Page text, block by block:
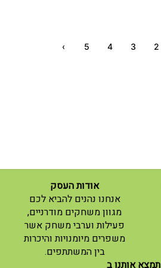
2
3
4
5
›
אודות העסק
אנחנו נהנים להביא לכם
מגוון משחקים מודרניים,
פעילות וערבי משחק אשר
משפרים מיומנויות והיכרות
בין המשתתפים.
תמצא אותנו ב